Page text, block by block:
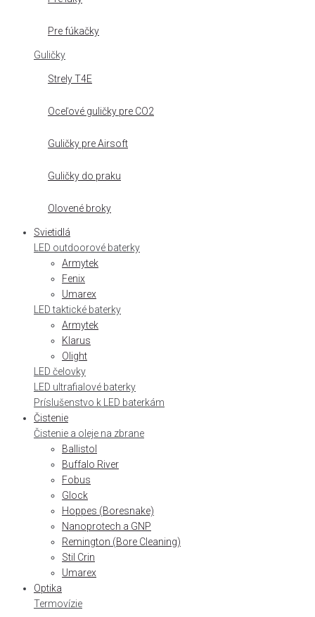
Pre fúkačky
Guličky
Strely T4E
Oceľové guličky pre CO2
Guličky pre Airsoft
Guličky do praku
Olovené broky
Svietidlá
LED outdoorové baterky
Armytek
Fenix
Umarex
LED taktické baterky
Armytek
Klarus
Olight
LED čelovky
LED ultrafialové baterky
Príslušenstvo k LED baterkám
Čistenie
Čistenie a oleje na zbrane
Ballistol
Buffalo River
Fobus
Glock
Hoppes (Boresnake)
Nanoprotech a GNP
Remington (Bore Cleaning)
Stil Crin
Umarex
Optika
Termovízie